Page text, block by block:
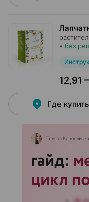
• без
12,91
Где купить